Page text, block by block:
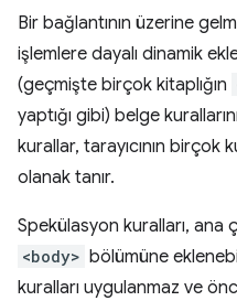
Bir bağlantının üzerine
işlemlere dayalı dinamik
(geçmişte birçok kitaplığın
yaptığı gibi) belge
kurallar, tarayıcının birçok
olanak tanır.
Spekülasyon kuralları, ana
<body> bölümüne
kuralları uygulanmaz ve